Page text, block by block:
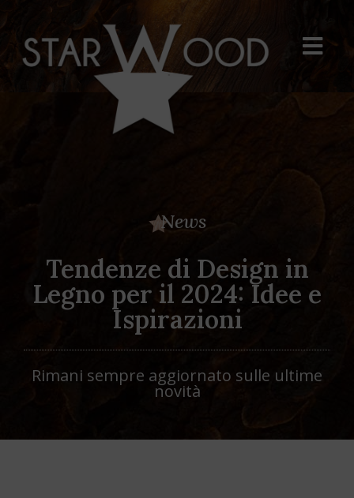
News
Tendenze di Design in
Legno per il 2024: Idee e
Ispirazioni
Rimani sempre aggiornato sulle ultime
novità